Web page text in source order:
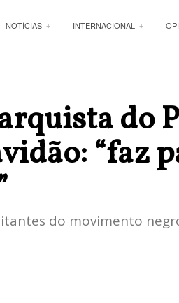
NOTÍCIAS INTERNACIONAL
do
“faz
do movimento